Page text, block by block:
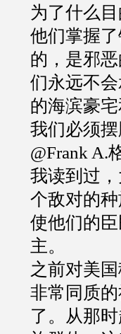
为了什么
他们掌握
的，是邪
们永远不
的海滨豪
我们必须摆
@Frank A.
我读到过
个敌对的
使他们的
主。
之前对美
非常同质
了。从那